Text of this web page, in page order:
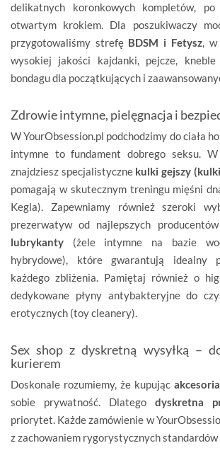
delikatnych koronkowych kompletów,
otwartym krokiem. Dla poszukiwaczy
przygotowaliśmy strefę BDSM i Fetysz, w
wysokiej jakości kajdanki, pejcze,
bondagu dla początkujących i
Zdrowie intymne, pielęgnacja i
W YourObsession.pl podchodzimy do ciała
intymne to fundament dobrego seksu.
znajdziesz specjalistyczne kulki gejszy
pomagają w skutecznym treningu mięśni
Kegla). Zapewniamy również szeroki
prezerwatyw od najlepszych
lubrykanty (żele intymne na bazie
hybrydowe), które gwarantują idealny
każdego zbliżenia. Pamiętaj również o
dedykowane płyny antybakteryjne do
erotycznych (toy cleanery).
Sex shop z dyskretną wysyłką –
kurierem
Doskonale rozumiemy, że kupując
sobie prywatność. Dlatego dyskretna
priorytet. Każde zamówienie w
z zachowaniem rygorystycznych